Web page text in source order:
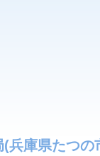
(兵庫県たつの